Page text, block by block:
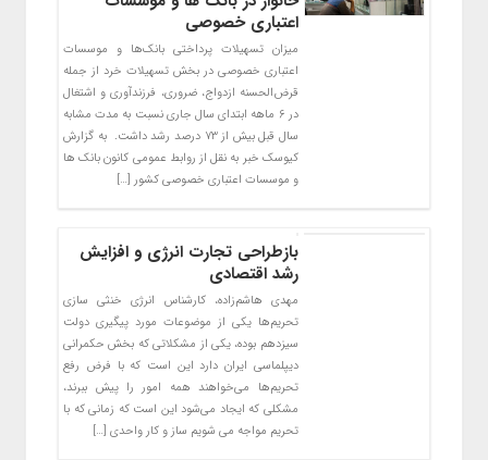
اعتباری خصوصی
میزان تسهیلات پرداختی بانک‌ها و موسسات
اعتباری خصوصی در بخش تسهیلات خرد از جمله
قرض‌الحسنه ازدواج، ضروری، فرزندآوری و اشتغال
در ۶ ماهه ابتدای سال جاری نسبت به مدت مشابه
سال قبل بیش از ۷۳ درصد رشد داشت. به گزارش
کیوسک خبر به نقل از روابط عمومی کانون بانک ها
و موسسات اعتباری خصوصی کشور […]
بازطراحی تجارت انرژی و افزایش
رشد اقتصادی
مهدی هاشم‌زاده،‌ کارشناس انرژی خنثی سازی
تحریم‌ها یکی از موضوعات مورد پیگیری دولت
سیزدهم بوده، یکی از مشکلاتی که بخش حکمرانی
دیپلماسی ایران دارد این است که با فرض رفع
تحریم‌ها می‌خواهند همه امور را پیش ببرند،
مشکلی که ایجاد می‌شود این است که زمانی که با
تحریم مواجه می شویم ساز و کار واحدی […]